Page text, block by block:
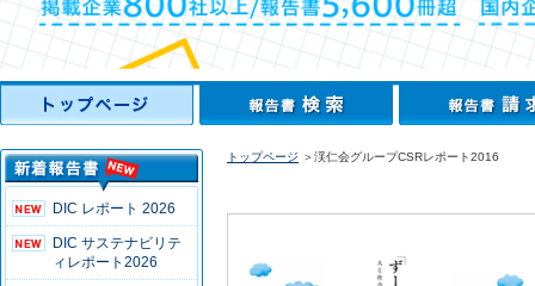
DIC レポート 2026
DIC サステナビリテ
ィレポート2026
トップページ ＞渓仁会グループCSRレポート2016